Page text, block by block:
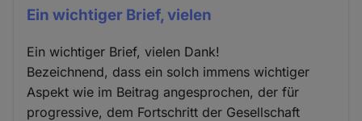
Ein wichtiger Brief, vielen
Ein wichtiger Brief, vielen Dank!
Bezeichnend, dass ein solch immens wichtiger
Aspekt wie im Beitrag angesprochen, der für
progressive, dem Fortschritt der Gesellschaft